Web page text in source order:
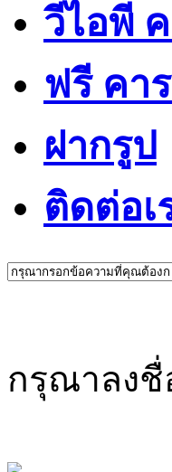
วีไอพี
ฟรี คา
ฝากรูป
ติดต่อเ
กรุณาลงชื่